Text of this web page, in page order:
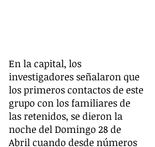
En la capital, los
investigadores señalaron que
los primeros contactos de este
grupo con los familiares de
las retenidos, se dieron la
noche del Domingo 28 de
Abril cuando desde números